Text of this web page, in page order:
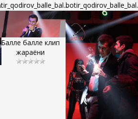
Балле балле клип
жараёни